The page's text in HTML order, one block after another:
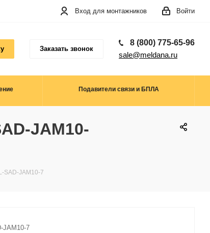
Войти
Вход для монтажников
Заказать звонок
8 (800) 775-65-96
sale@meldana.ru
Подавители связи и БПЛА
JAM10-
SAD-JAM10-7
JAM10-7